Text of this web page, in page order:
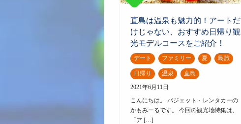
直島は温泉も魅力的！アートだ
けじゃない、おすすめ日帰り観
光モデルコースをご紹介！
デート ファミリー 夏 島旅
日帰り 温泉 直島
2021年6月11日
こんにちは。 バジェット・レンタカーの
かもみーるです。 今回の観光地特集は、
「ア […]